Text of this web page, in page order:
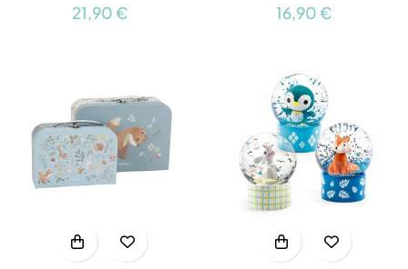
21,90 € 16,90 €